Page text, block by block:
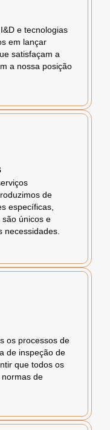
e tecnologias
em lançar
satisfaçam a
a nossa posição
de
específicas,
únicos e
necessidades.
os processos de
de inspeção de
que todos os
de